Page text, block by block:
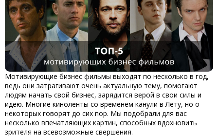
Мотивирующие бизнес фильмы выходят по несколько в год,
ведь они затрагивают очень актуальную тему, помогают
людям начать свой бизнес, зарядится верой в свои силы и
идею. Многие киноленты со временем канули в Лету, но о
некоторых говорят до сих пор. Мы подобрали для вас
несколько впечатляющих картин, способных вдохновить
зрителя на всевозможные свершения.